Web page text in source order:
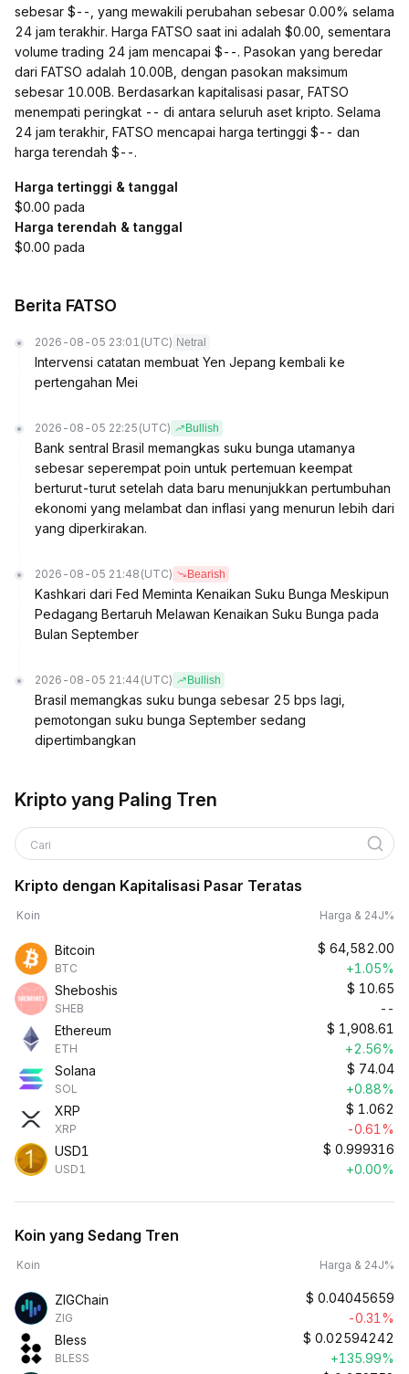
sebesar $--, yang mewakili perubahan sebesar 0.00% selama
24 jam terakhir. Harga FATSO saat ini adalah $0.00, sementara
volume trading 24 jam mencapai $--. Pasokan yang beredar
dari FATSO adalah 10.00B, dengan pasokan maksimum
sebesar 10.00B. Berdasarkan kapitalisasi pasar, FATSO
menempati peringkat -- di antara seluruh aset kripto. Selama
24 jam terakhir, FATSO mencapai harga tertinggi $-- dan
harga terendah $--.
Harga tertinggi & tanggal
$0.00 pada
Harga terendah & tanggal
$0.00 pada
Berita FATSO
2026-08-05 23:01 (UTC) Netral
Intervensi catatan membuat Yen Jepang kembali ke
pertengahan Mei
2026-08-05 22:25 (UTC) Bullish
Bank sentral Brasil memangkas suku bunga utamanya
sebesar seperempat poin untuk pertemuan keempat
berturut-turut setelah data baru menunjukkan pertumbuhan
ekonomi yang melambat dan inflasi yang menurun lebih dari
yang diperkirakan.
2026-08-05 21:48 (UTC) Bearish
Kashkari dari Fed Meminta Kenaikan Suku Bunga Meskipun
Pedagang Bertaruh Melawan Kenaikan Suku Bunga pada
Bulan September
2026-08-05 21:44 (UTC) Bullish
Brasil memangkas suku bunga sebesar 25 bps lagi,
pemotongan suku bunga September sedang
dipertimbangkan
Kripto yang Paling Tren
Cari
Kripto dengan Kapitalisasi Pasar Teratas
Koin Harga & 24J%
Bitcoin
BTC
$ 64,582.00
+1.05%
Sheboshis
SHEB
$ 10.65
--
Ethereum
ETH
$ 1,908.61
+2.56%
Solana
SOL
$ 74.04
+0.88%
XRP
XRP
$ 1.062
-0.61%
USD1
USD1
$ 0.999316
+0.00%
Koin yang Sedang Tren
Koin Harga & 24J%
ZIGChain
ZIG
$ 0.04045659
-0.31%
Bless
BLESS
$ 0.02594242
+135.99%